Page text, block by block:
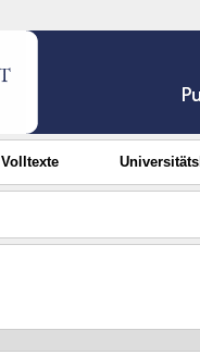
Volltexte